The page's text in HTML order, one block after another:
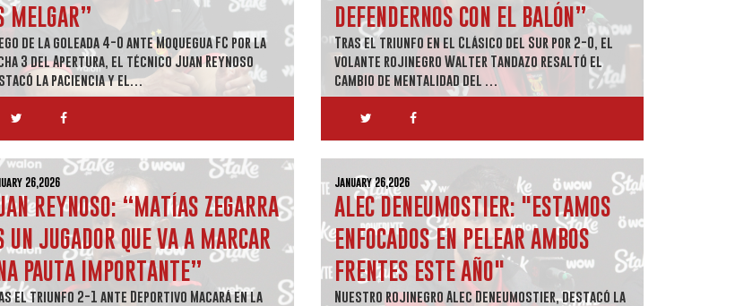
MELGAR”
de la goleada 4-0 ante Moquegua FC por la
3 del Apertura, el técnico Juan Reynoso
la paciencia y el…
DEFENDERNOS CON EL BALÓN”
Tras el triunfo en el Clásico del Sur por 2-0, el
volante rojinegro Walter Tandazo resaltó el
cambio de mentalidad del …
26,2026
REYNOSO: “MATÍAS ZEGARRA
UN JUGADOR QUE VA A MARCAR
PAUTA IMPORTANTE”
el triunfo 2-1 ante Deportivo Macará en la
January 26,2026
ALEC DENEUMOSTIER: "ESTAMOS
ENFOCADOS EN PELEAR AMBOS
FRENTES ESTE AÑO"
Nuestro rojinegro Alec Deneumostier, destacó la